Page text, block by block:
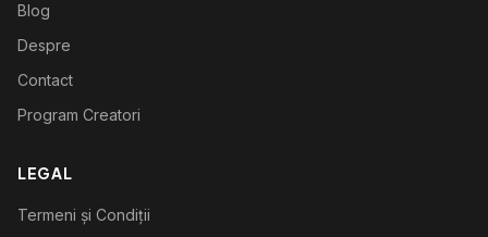
Blog
Despre
Contact
Program Creatori
LEGAL
Termeni și Condiții